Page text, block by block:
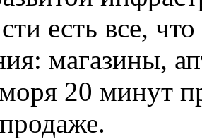
есть все,
магазины,
20 минут